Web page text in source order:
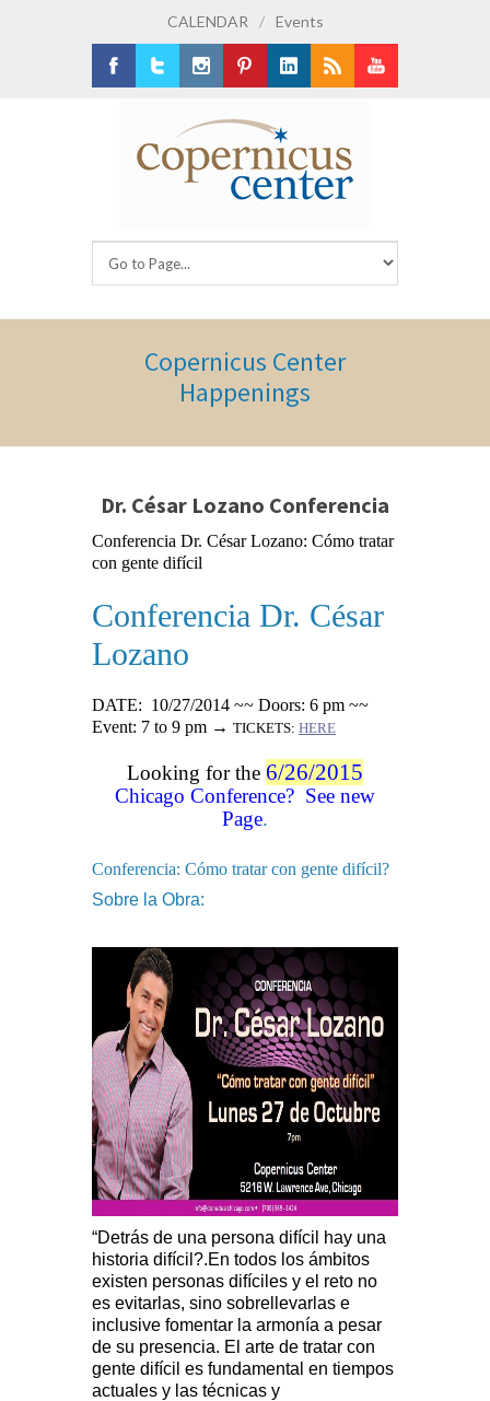
CALENDAR / Events
Copernicus Center
Happenings
Dr. César Lozano Conferencia
Conferencia Dr. César Lozano: Cómo tratar
con gente difícil
Conferencia Dr. César
Lozano
DATE: 10/27/2014 ~~ Doors: 6 pm ~~
Event: 7 to 9 pm → TICKETS: HERE
Looking for the 6/26/2015
Chicago Conference? See new
Page.
Conferencia: Cómo tratar con gente difícil?
Sobre la Obra:
“Detrás de una persona difícil hay una
historia difícil?.En todos los ámbitos
existen personas difíciles y el reto no
es evitarlas, sino sobrellevarlas e
inclusive fomentar la armonía a pesar
de su presencia. El arte de tratar con
gente difícil es fundamental en tiempos
actuales y las técnicas y